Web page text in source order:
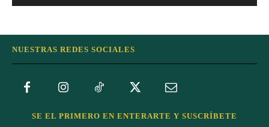
NUESTRAS REDES SOCIALES
SE EL PRIMERO EN ENTERARTE Y SUSCRÍBETE